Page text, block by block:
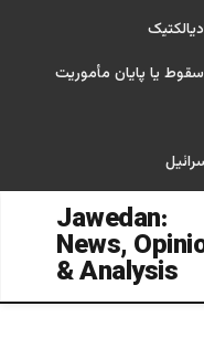
یا پایان مأموریت